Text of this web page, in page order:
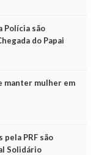
Polícia são
do Papai
manter mulher em
PRF são
Solidário